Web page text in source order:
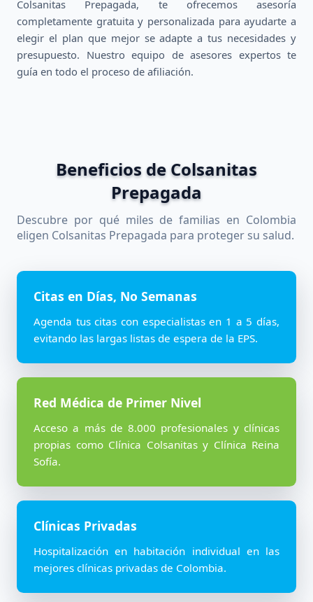
Colsanitas Prepagada, te ofrecemos asesoría
completamente gratuita y personalizada para ayudarte a
elegir el plan que mejor se adapte a tus necesidades y
presupuesto. Nuestro equipo de asesores expertos te
guía en todo el proceso de afiliación.
Beneficios de Colsanitas
Prepagada
Descubre por qué miles de familias en Colombia
eligen Colsanitas Prepagada para proteger su salud.
Citas en Días, No Semanas
Agenda tus citas con especialistas en 1 a 5 días,
evitando las largas listas de espera de la EPS.
Red Médica de Primer Nivel
Acceso a más de 8.000 profesionales y clínicas
propias como Clínica Colsanitas y Clínica Reina
Sofía.
Clínicas Privadas
Hospitalización en habitación individual en las
mejores clínicas privadas de Colombia.